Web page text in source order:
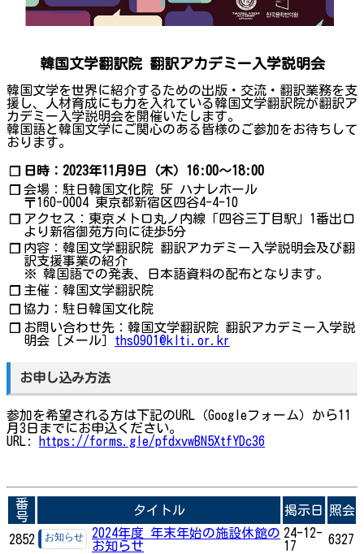
韓国文学翻訳院 翻訳アカデミー入学説明会
韓国文学を世界に紹介するための出版・交流・翻訳業務を支
援し、人材育成にも力を入れている韓国文学翻訳院が翻訳ア
カデミー入学説明会を開催いたします。
韓国語と韓国文学にご関心のある皆様のご参加をお待ちして
おります。
❐
日時：2023年11月9日（木）16:00～18:00
❐ 会場：駐日韓国文化院 5F ハナレホール
〒160-0004 東京都新宿区四谷4-4-10
❐ アクセス：東京メトロ丸ノ内線「四谷三丁目駅」1番出口
より新宿御苑方向に徒歩5分
❐ 内容：韓国文学翻訳院 翻訳アカデミー入学説明会及び翻
訳支援事業の紹介
※ 韓国語での発表、日本語資料の配布となります。
❐ 主催：韓国文学翻訳院
❐ 協力：駐日韓国文化院
❐ お問い合わせ先：韓国文学翻訳院 翻訳アカデミー入学説
明会［メール］ ths0901@klti.or.kr
お申し込み方法
参加を希望される方は下記のURL（Googleフォーム）から11
月3日までにお申込ください。
URL:
https://forms.gle/pfdxvwBN5XtfYDc36
番
号
タイトル 掲示日 照会
2852
2024年度 年末年始の施設休館の
お知らせ
24-12-
17
6327